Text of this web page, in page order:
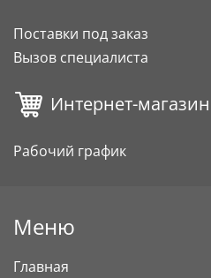
Поставки под заказ
Вызов специалиста
Интернет-магазин
Рабочий график
Меню
Главная